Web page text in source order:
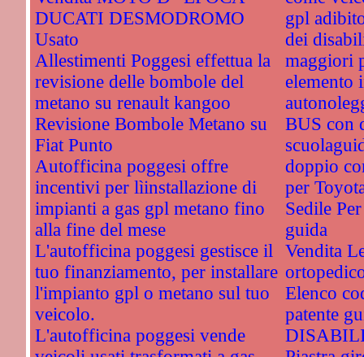
DUCATI DESMODROMO
Usato
Allestimenti Poggesi effettua la
revisione delle bombole del
metano su renault kangoo
Revisione Bombole Metano su
Fiat Punto
Autofficina poggesi offre
incentivi per lìinstallazione di
impianti a gas gpl metano fino
alla fine del mese
L'autofficina poggesi gestisce il
tuo finanziamento, per installare
l'impianto gpl o metano sul tuo
veicolo.
L'autofficina poggesi vende
gpl
dei
maggiori
elemento
BUS con
doppio
per
Sedile
guida
Vendita
Elenco
patente